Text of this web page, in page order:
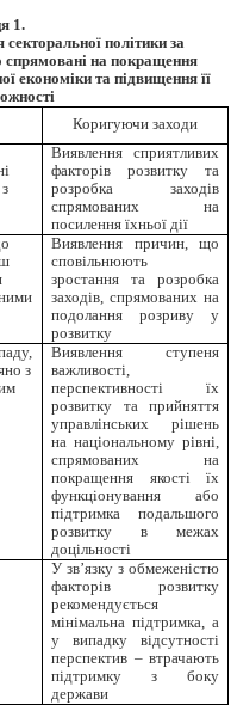
1.
політики за
спрямовані на покращення
економіки та підвищення її
Коригуючи заходи
Виявлення сприятливих
факторів розвитку та
розробка заходів
спрямованих на
посилення їхньої дії
Виявлення причин, що
сповільнюють
зростання та розробка
заходів, спрямованих на
подолання розриву у
розвитку
з
Виявлення ступеня
важливості,
перспективності їх
розвитку та прийняття
управлінських рішень
на національному рівні,
спрямованих на
покращення якості їх
функціонування або
підтримка подальшого
розвитку в межах
доцільності
У зв’язку з обмеженістю
факторів розвитку
рекомендується
мінімальна підтримка, а
у випадку відсутності
перспектив – втрачають
підтримку з боку
держави